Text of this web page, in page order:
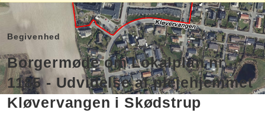
Begivenhed
Borgermøde om Lokalplan nr.
1185 - Udvidelse af plejehjemmet
Kløvervangen i Skødstrup